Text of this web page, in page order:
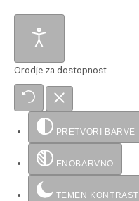
Orodje za dostopnost
PRETVORI BARVE
ENOBARVNO
TEMEN KONTRAST